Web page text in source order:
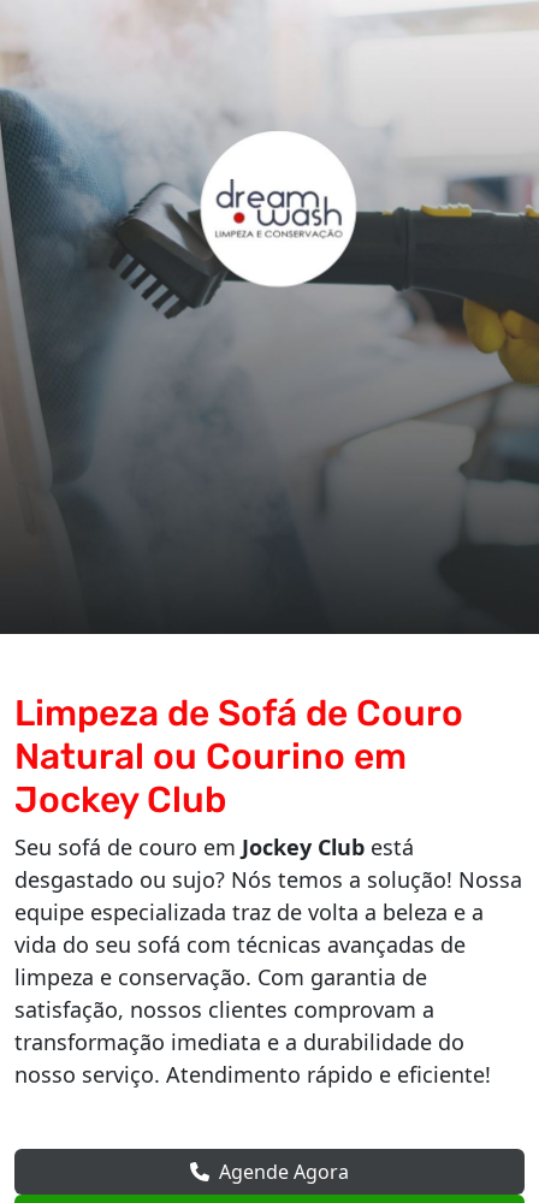
Limpeza de Sofá de Couro
Natural ou Courino em
Jockey Club
Seu sofá de couro em Jockey Club está
desgastado ou sujo? Nós temos a solução! Nossa
equipe especializada traz de volta a beleza e a
vida do seu sofá com técnicas avançadas de
limpeza e conservação. Com garantia de
satisfação, nossos clientes comprovam a
transformação imediata e a durabilidade do
nosso serviço. Atendimento rápido e eficiente!
Agende Agora